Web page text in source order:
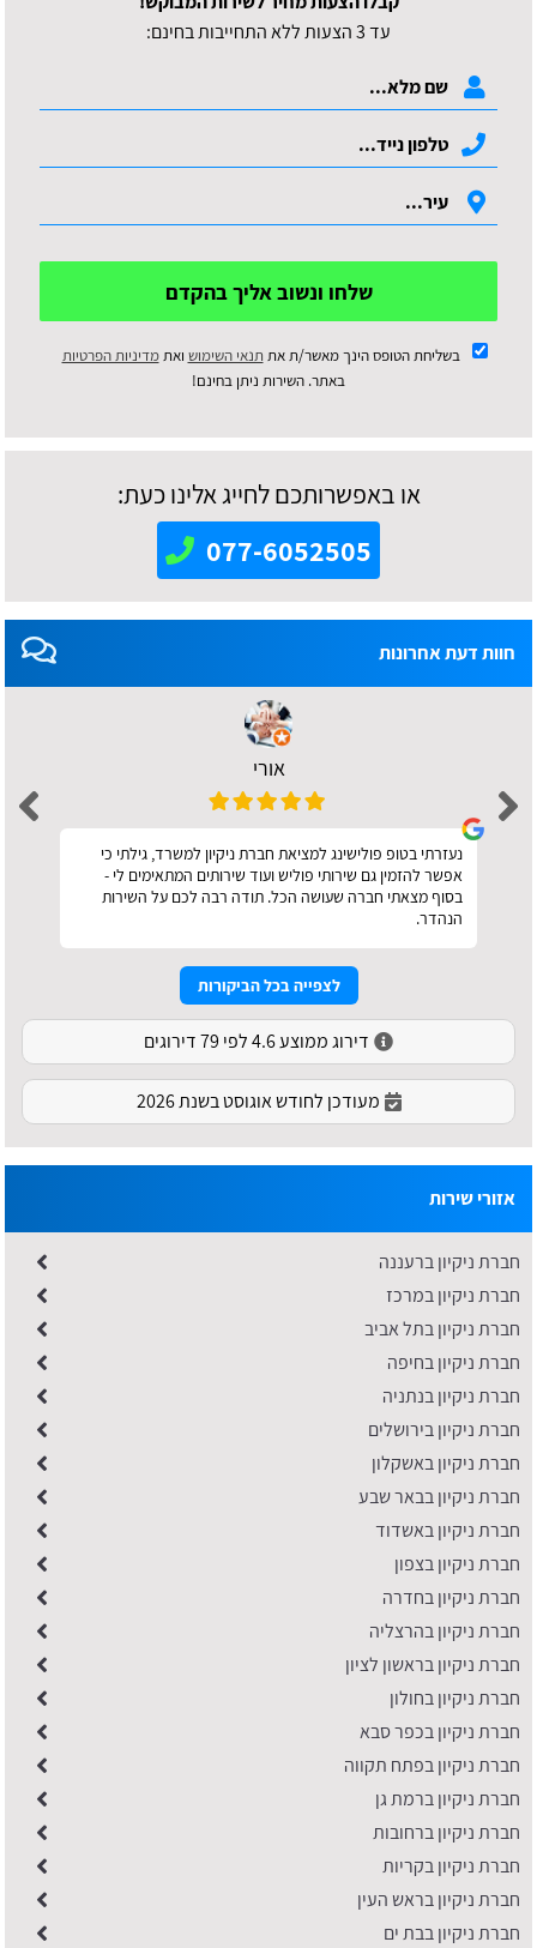
עד 3 הצעות ללא התחייבות בחינם:
שלחו ונשוב אליך בהקדם
בשליחת הטופס הינך מאשר/ת את תנאי השימוש ואתמדיניות הפרטיות
באתר. השירות ניתן בחינם!
או באפשרותכם לחייג אלינו כעת:
077-6052505
חוות דעת אחרונות
אורי
נעזרתי בטופ פולישינג למציאת חברת ניקיון למשרד, גילתי כי
אפשר להזמין גם שירותי פוליש ועוד שירותים המתאימים לי -
בסוף מצאתי חברה שעושה הכל. תודה רבה לכם על השירות
הנהדר.
לצפייה בכל הביקורות
דירוג ממוצע 4.6 לפי 79 דירוגים
מעודכן לחודש אוגוסט בשנת 2026
אזורי שירות
חברת ניקיון ברעננה
חברת ניקיון במרכז
חברת ניקיון בתל אביב
חברת ניקיון בחיפה
חברת ניקיון בנתניה
חברת ניקיון בירושלים
חברת ניקיון באשקלון
חברת ניקיון בבאר שבע
חברת ניקיון באשדוד
חברת ניקיון בצפון
חברת ניקיון בחדרה
חברת ניקיון בהרצליה
חברת ניקיון בראשון לציון
חברת ניקיון בחולון
חברת ניקיון בכפר סבא
חברת ניקיון בפתח תקווה
חברת ניקיון ברמת גן
חברת ניקיון ברחובות
חברת ניקיון בקריות
חברת ניקיון בראש העין
חברת ניקיון בבת ים